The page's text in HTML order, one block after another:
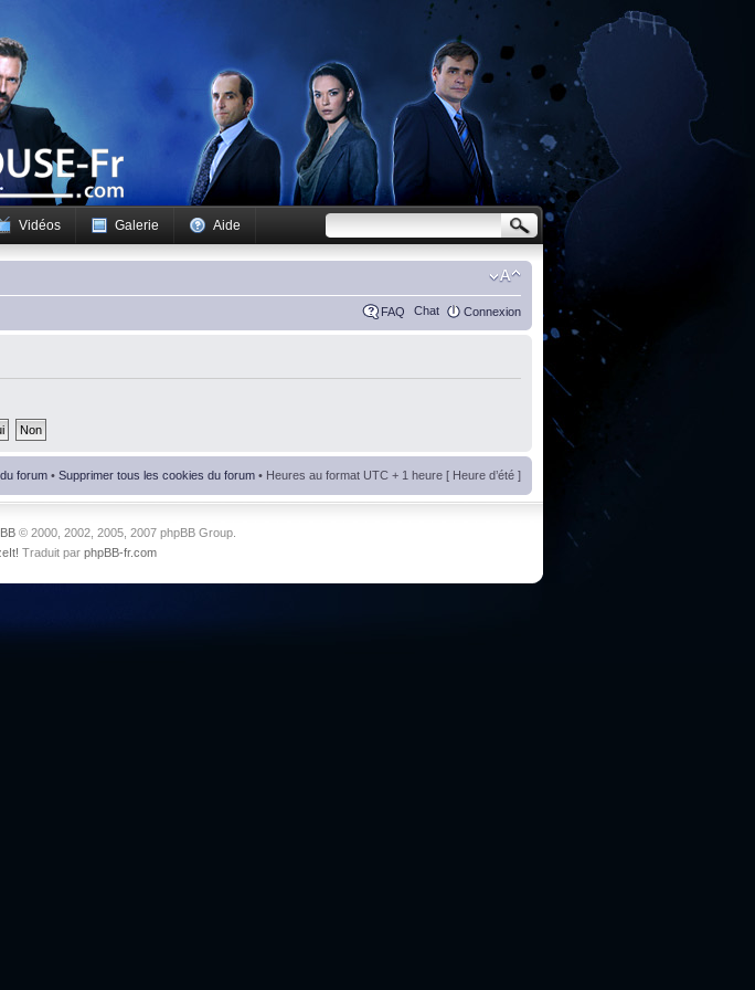
Vidéos Galerie Aide
FAQ Chat Connexion
du forum • Supprimer tous les cookies du forum • Heures au format UTC + 1 heure [ Heure d’été ]
© 2000, 2002, 2005, 2007 phpBB Group.
Traduit par phpBB-fr.com